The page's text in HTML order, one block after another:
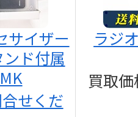
サイザー
ド付属
せくだ
ラジ
買取価